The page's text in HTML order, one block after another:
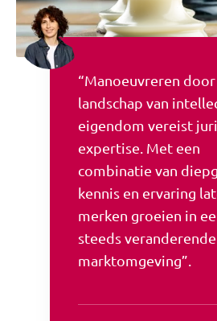
“Manoeuvreren
landschap van
eigendom vereist
expertise. Met een
combinatie van
kennis en ervaring
merken groeien in
steeds veranderende
marktomgeving”.